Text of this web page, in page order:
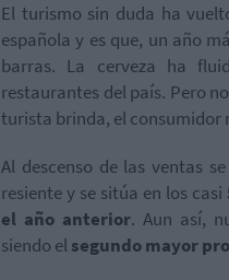
El turismo sin duda ha
española y es que, un año
barras. La cerveza ha
restaurantes del país. Pero
turista brinda, el consumidor
Al descenso de las ventas
resiente y se sitúa en los casi
el año anterior. Aun así,
siendo elsegundo mayor